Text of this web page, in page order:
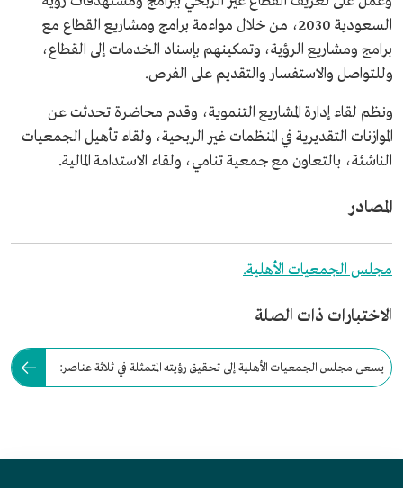
السعودية 2030، من خلال مواءمة برامج ومشاريع القطاع مع
برامج ومشاريع الرؤية، وتمكينهم بإسناد الخدمات إلى القطاع،
وللتواصل والاستفسار والتقديم على الفرص.
ونظم لقاء إدارة المشاريع التنموية، وقدم محاضرة تحدثت عن
الموازنات التقديرية في المنظمات غير الربحية، ولقاء تأهيل الجمعيات
الناشئة، بالتعاون مع جمعية تنامي، ولقاء الاستدامة المالية.
المصادر
مجلس الجمعيات الأهلية.
الاختبارات ذات الصلة
يسعى مجلس الجمعيات الأهلية إلى تحقيق رؤيته المتمثلة في ثلاثة عناصر: